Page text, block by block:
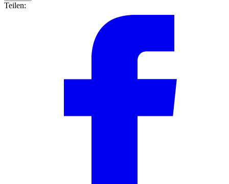
Teilen: